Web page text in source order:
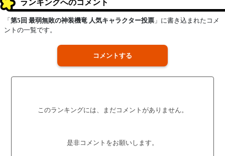
ランキングへのコメント
「 第5回 最弱無敗の神装機竜 人気キャラクター投票 」に書き込まれたコメ
ントの一覧です。
コメントする
このランキングには、まだコメントがありません。
是非コメントをお願いします。